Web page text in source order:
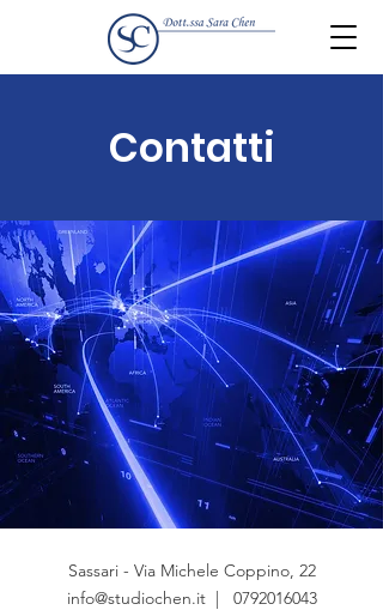
Contatti
Sassari - Via Michele Coppino, 22
info@studiochen.it| 0792016043